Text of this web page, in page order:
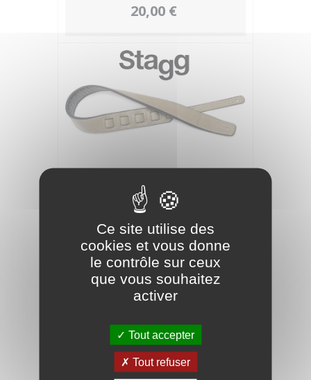
20,00 €
STAGG SANGLE SIMILICUIR REMBR-
BEIGE
26,00 €
Ce site utilise des
cookies et vous donne
le contrôle sur ceux
que vous souhaitez
activer
Tout accepter
Tout refuser